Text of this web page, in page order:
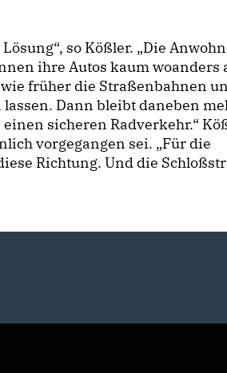
so Kößler. „Die
ihre Autos kaum woanders
früher die Straßenbahnen
Dann bleibt daneben
sicheren Radverkehr.“
vorgegangen sei. „Für die
Richtung. Und die